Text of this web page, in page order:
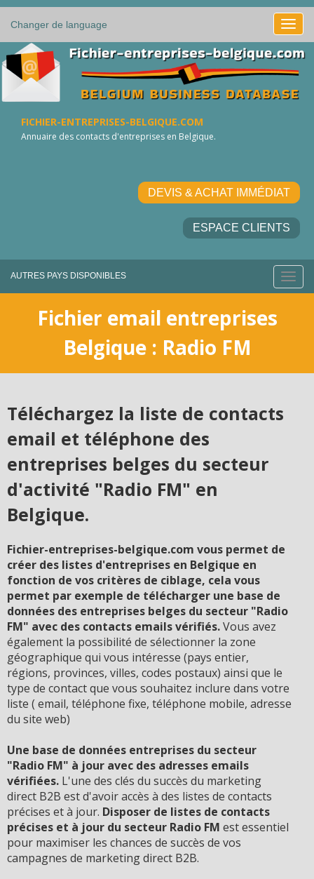
Changer de language
FICHIER-ENTREPRISES-BELGIQUE.COM
Annuaire des contacts d'entreprises en Belgique.
DEVIS & ACHAT IMMÉDIAT
ESPACE CLIENTS
AUTRES PAYS DISPONIBLES
Fichier email entreprises
Belgique : Radio FM
Téléchargez la liste de contacts
email et téléphone des
entreprises belges du secteur
d'activité "Radio FM" en
Belgique.
Fichier-entreprises-belgique.com vous permet de
créer des listes d'entreprises en Belgique en
fonction de vos critères de ciblage, cela vous
permet par exemple de télécharger une base de
données des entreprises belges du secteur "Radio
FM" avec des contacts emails vérifiés.Vous avez
également la possibilité de sélectionner la zone
géographique qui vous intéresse (pays entier,
régions, provinces, villes, codes postaux) ainsi que le
type de contact que vous souhaitez inclure dans votre
liste ( email, téléphone fixe, téléphone mobile, adresse
du site web)
Une base de données entreprises du secteur
"Radio FM" à jour avec des adresses emails
vérifiées. L'une des clés du succès du marketing
direct B2B est d'avoir accès à des listes de contacts
précises et à jour. Disposer de listes de contacts
précises et à jour du secteur Radio FM est essentiel
pour maximiser les chances de succès de vos
campagnes de marketing direct B2B.